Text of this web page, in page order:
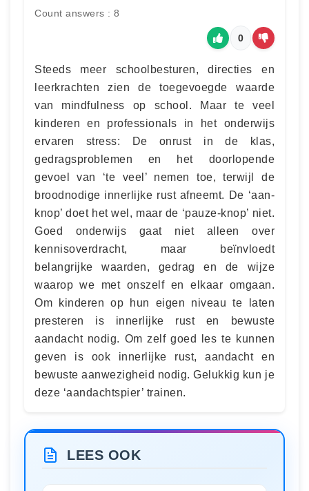
Count answers : 8
0
Steeds meer schoolbesturen, directies en
leerkrachten zien de toegevoegde waarde
van mindfulness op school. Maar te veel
kinderen en professionals in het onderwijs
ervaren stress: De onrust in de klas,
gedragsproblemen en het doorlopende
gevoel van ‘te veel’ nemen toe, terwijl de
broodnodige innerlijke rust afneemt. De ‘aan-
knop’ doet het wel, maar de ‘pauze-knop’ niet.
Goed onderwijs gaat niet alleen over
kennisoverdracht, maar beïnvloedt
belangrijke waarden, gedrag en de wijze
waarop we met onszelf en elkaar omgaan.
Om kinderen op hun eigen niveau te laten
presteren is innerlijke rust en bewuste
aandacht nodig. Om zelf goed les te kunnen
geven is ook innerlijke rust, aandacht en
bewuste aanwezigheid nodig. Gelukkig kun je
deze ‘aandachtspier’ trainen.
LEES OOK